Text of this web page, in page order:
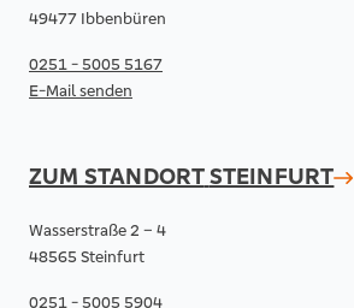
49477 Ibbenbüren
0251 - 5005 5167
E-Mail senden
ZUM STANDORTSTEINFURT
Wasserstraße 2 – 4
48565 Steinfurt
0251 - 5005 5904